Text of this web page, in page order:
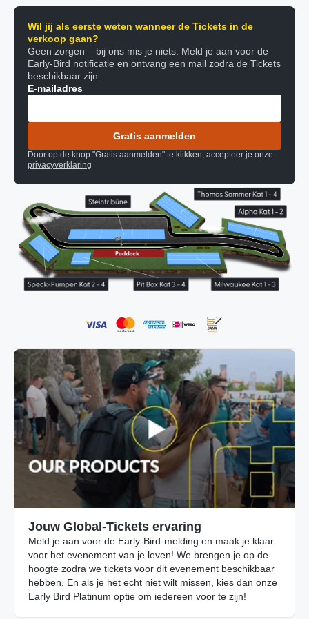
Wil jij als eerste weten wanneer de Tickets in de
verkoop gaan?
Geen zorgen – bij ons mis je niets. Meld je aan voor de
Early-Bird notificatie en ontvang een mail zodra de Tickets
beschikbaar zijn.
E-mailadres
Gratis aanmelden
Door op de knop "Gratis aanmelden" te klikken, accepteer je onze
privacyverklaring
Jouw Global-Tickets ervaring
Meld je aan voor de Early-Bird-melding en maak je klaar
voor het evenement van je leven! We brengen je op de
hoogte zodra we tickets voor dit evenement beschikbaar
hebben. En als je het echt niet wilt missen, kies dan onze
Early Bird Platinum optie om iedereen voor te zijn!